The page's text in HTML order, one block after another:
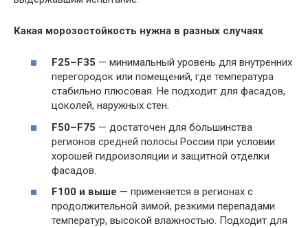
Какая морозостойкость нужна в разных случаях
F25–F35 — минимальный уровень для внутренних
перегородок или помещений, где температура
стабильно плюсовая. Не подходит для фасадов,
цоколей, наружных стен.
F50–F75 — достаточен для большинства
регионов средней полосы России при условии
хорошей гидроизоляции и защитной отделки
фасадов.
F100 и выше — применяется в регионах с
продолжительной зимой, резкими перепадами
температур, высокой влажностью. Подходит для